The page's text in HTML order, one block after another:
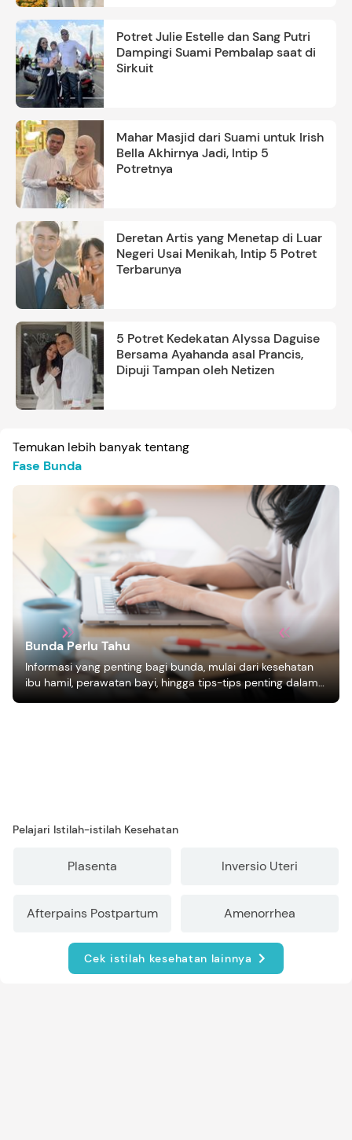
Potret Julie Estelle dan Sang Putri
Dampingi Suami Pembalap saat di
Sirkuit
Mahar Masjid dari Suami untuk Irish
Bella Akhirnya Jadi, Intip 5
Potretnya
Deretan Artis yang Menetap di Luar
Negeri Usai Menikah, Intip 5 Potret
Terbarunya
5 Potret Kedekatan Alyssa Daguise
Bersama Ayahanda asal Prancis,
Dipuji Tampan oleh Netizen
Temukan lebih banyak tentang
Fase Bunda
Bunda Perlu Tahu
Informasi yang penting bagi bunda, mulai dari kesehatan
ibu hamil, perawatan bayi, hingga tips-tips penting dalam
mengasuh anak
Pelajari Istilah-istilah Kesehatan
Plasenta Inversio Uteri
Afterpains Postpartum Amenorrhea
Cek istilah kesehatan lainnya